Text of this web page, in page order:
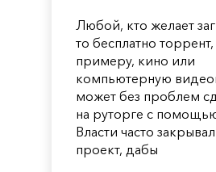
Любой, кто желает
то бесплатно торрент,
примеру, кино или
компьютерную
может без проблем
на руторге с
Власти часто
проект, дабы